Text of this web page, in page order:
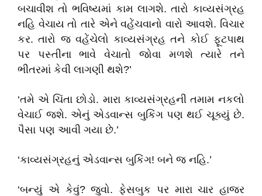
બચાવીશ તો ભવિષ્યમાં કામ લાગશે. તારો કાવ્યસંગ્રહ
નહિ વેચાય તો તારે એને વહેંચવાનો વારો આવશે. વિચાર
કર. તારો જ વહેંચેલો કાવ્યસંગ્રહ તને કોઈ ફૂટપાથ
પર પસ્તીના ભાવે વેચાતો જોવા મળશે ત્યારે તને
ભીતરમાં કેવી લાગણી થશે?’
‘તમે એ ચિંતા છોડો. મારા કાવ્યસંગ્રહની તમામ નકલો
વેચાઈ જશે. એનું એડવાન્સ બુકિંગ પણ થઈ ચૂક્યું છે.
પૈસા પણ આવી ગયા છે.’
‘કાવ્યસંગ્રહનું એડવાન્સ બુકિંગ! બને જ નહિ.’
‘બન્યું એ કેવું? જુવો. ફેસબુક પર મારા ચાર હાજર